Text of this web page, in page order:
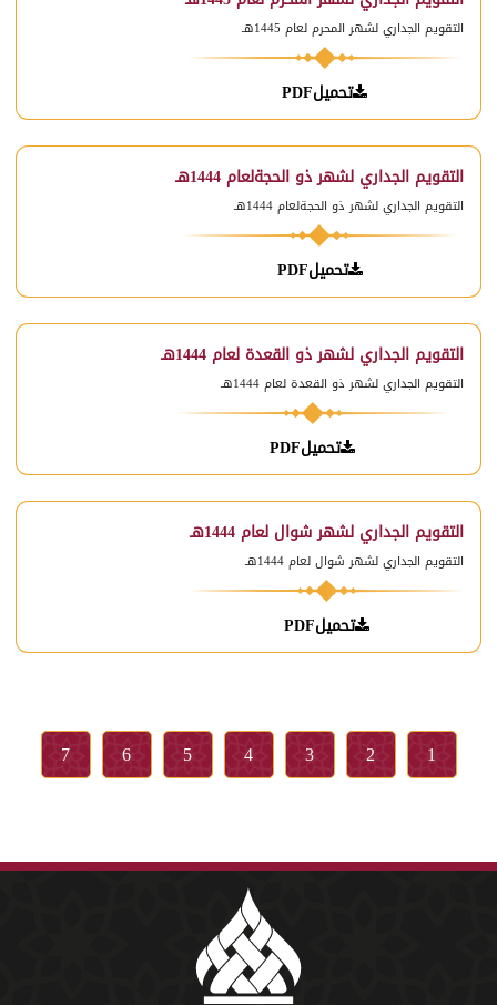
التقويم الجداري لشهر المحرم لعام 1445هـ
تحميلPDF
التقويم الجداري لشهر ذو الحجةلعام 1444هـ
التقويم الجداري لشهر ذو الحجةلعام 1444هـ
تحميلPDF
التقويم الجداري لشهر ذو القعدة لعام 1444هـ
التقويم الجداري لشهر ذو القعدة لعام 1444هـ
تحميلPDF
التقويم الجداري لشهر شوال لعام 1444هـ
التقويم الجداري لشهر شوال لعام 1444هـ
تحميلPDF
1
2
3
4
5
6
7